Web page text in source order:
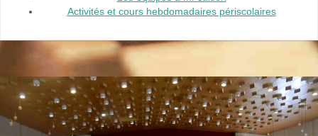
Activités et cours hebdomadaires périscolaires